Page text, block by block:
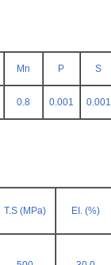
Mn P S
0.8 0.001 0.001
T.S (MPa) EI. (%)